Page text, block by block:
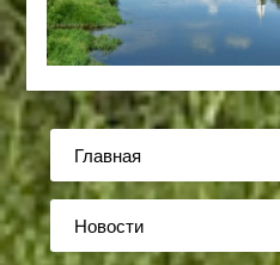
Главная
Новости